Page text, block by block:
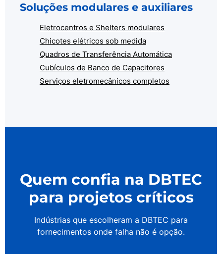
Soluções modulares e auxiliares
Eletrocentros e Shelters modulares
Chicotes elétricos sob medida
Quadros de Transferência Automática
Cubículos de Banco de Capacitores
Serviços eletromecânicos completos
Quem confia na DBTEC
para projetos críticos
Indústrias que escolheram a DBTEC para
fornecimentos onde falha não é opção.